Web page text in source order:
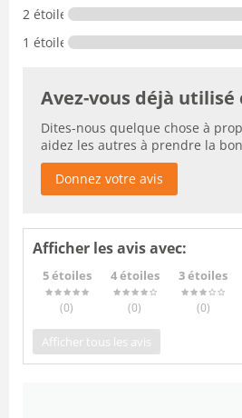
2 étoiles
1 étoile
Avez-vous déjà utilisé
Dites-nous quelque chose à
aidez les autres à prendre la
Donnez votre avis
Afficher les avis avec:
5 étoiles
(0)
4 étoiles
(0)
3 étoiles
(0)
Afficher tous les avis